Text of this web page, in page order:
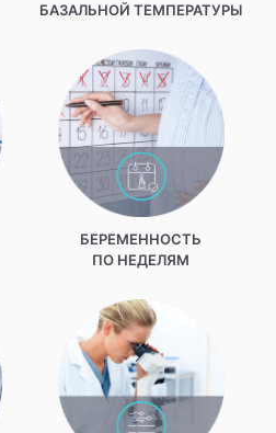
БАЗАЛЬНОЙ ТЕМПЕРАТУРЫ
БЕРЕМЕННОСТЬ
ПО НЕДЕЛЯМ